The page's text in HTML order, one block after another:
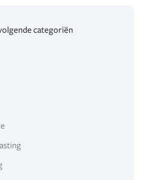
categoriën